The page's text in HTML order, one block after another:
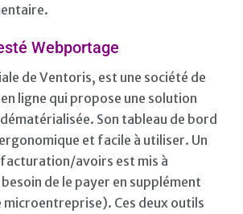
Webportage
de Ventoris, est une société de
ligne qui propose une solution
Son tableau de bord
et facile à utiliser. Un
avoirs est mis à
de le payer en supplément
microentreprise). Ces deux outils